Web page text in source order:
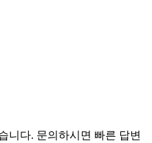
니다. 문의하시면 빠른 답변